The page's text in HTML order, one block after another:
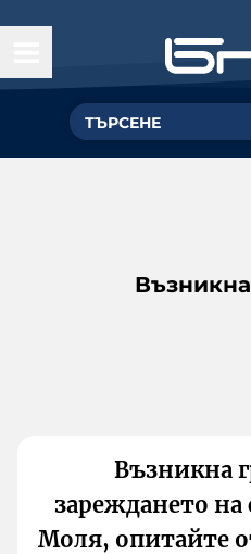
Възникна
зареждането
Моля, опитайте